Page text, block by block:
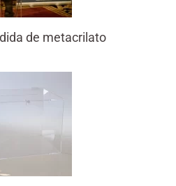
de metacrilato